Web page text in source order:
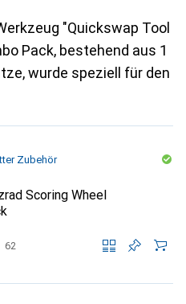
"Quickswap Tool
Pack, bestehend aus 1
wurde speziell für den
Zubehör
Scoring Wheel
62